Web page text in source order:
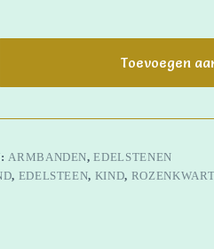
Toevoegen
ARMBANDEN,EDELSTENEN
, EDELSTEEN, KIND,